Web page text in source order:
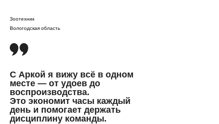
Вологодская область
Зоотехник
С Аркой я вижу всё в одном
месте — от удоев до
воспроизводства.
Это экономит часы каждый
день и помогает держать
дисциплину команды.